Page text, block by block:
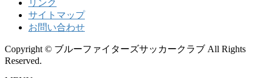
リンク
サイトマップ
お問い合わせ
Copyright © ブルーファイターズサッカークラブ All Rights
Reserved.